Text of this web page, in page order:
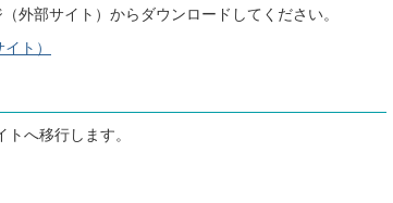
外部サイト）からダウンロードしてください。
ト）
へ移行します。